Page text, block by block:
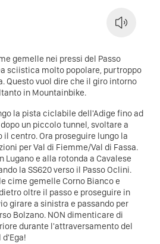
gemelle nei pressi del Passo
sciistica molto popolare, purtroppo
Questo vuol dire che il giro intorno
in Mountainbike.
la pista ciclabile dell'Adige fino ad
dopo un piccolo tunnel, svoltare a
centro. Ora proseguire lungo la
per Val di Fiemme/Val di Fassa.
Lugano e alla rotonda a Cavalese
la SS620 verso il Passo Oclini.
cime gemelle Corno Bianco e
oltre il passo e proseguire in
girare a sinistra e passando per
Bolzano. NON dimenticare di
durante l'attraversamento del